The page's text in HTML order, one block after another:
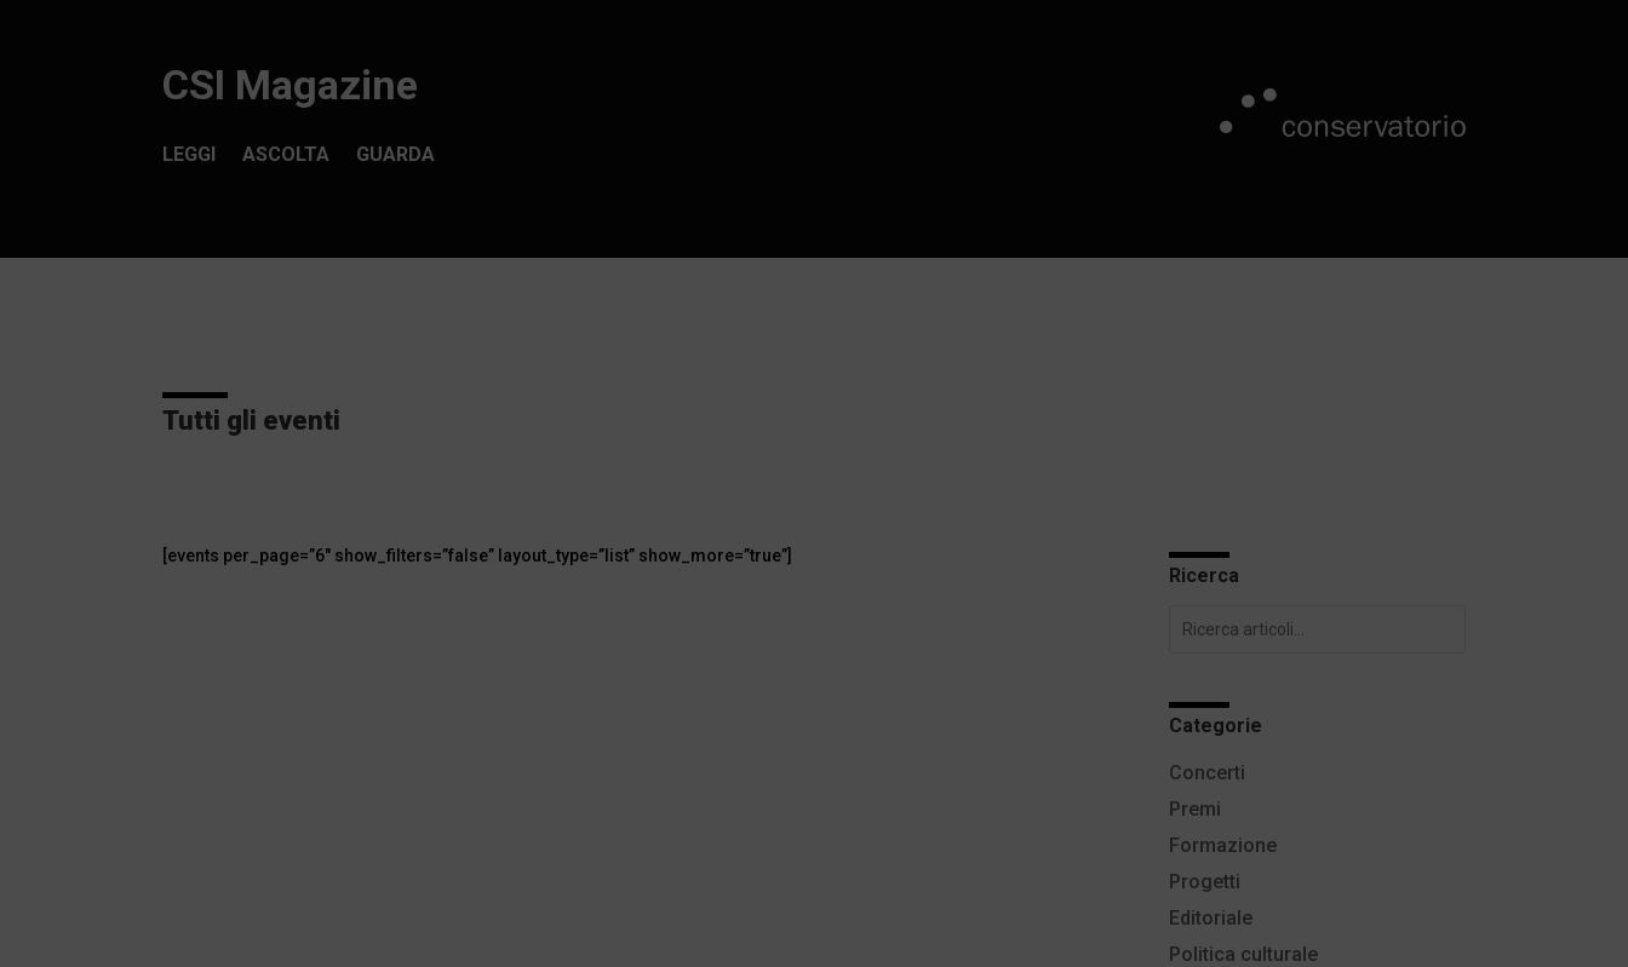
CSI Magazine
ASCOLTA GUARDA
LEGGI
Tutti gli eventi
[events per_page=”6″ show_filters=”false” layout_type=”list” show_more=”true”]
Ricerca
Categorie
Editoriale
Progetti
Premi
Politica culturale
Formazione
Concerti